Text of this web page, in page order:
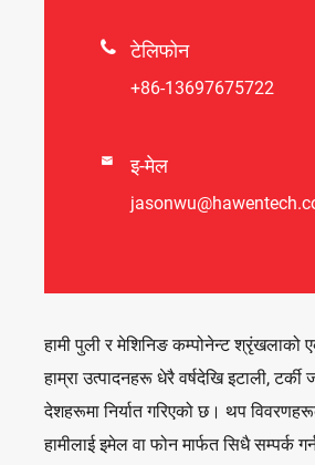
 टेलिफोन
+86-13697675722
 इ-मेल
हामी पुली र मेशिनिङ कम्पोनेन्ट श्रृंखलाको
हाम्रा उत्पादनहरू धेरै वर्षदेखि इटाली, टर्की
देशहरूमा निर्यात गरिएको छ। थप
हामीलाई इमेल वा फोन मार्फत सिधै सम्पर्क